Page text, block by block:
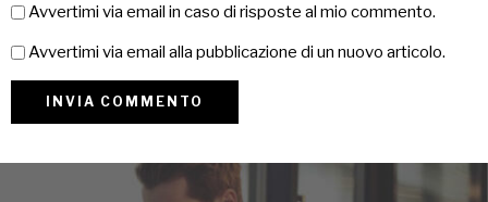
Avvertimi via email in caso di risposte al mio commento.
Avvertimi via email alla pubblicazione di un nuovo articolo.